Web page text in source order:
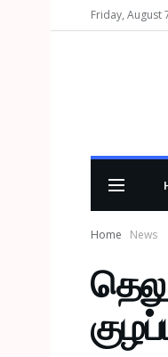
Friday, August
Home News